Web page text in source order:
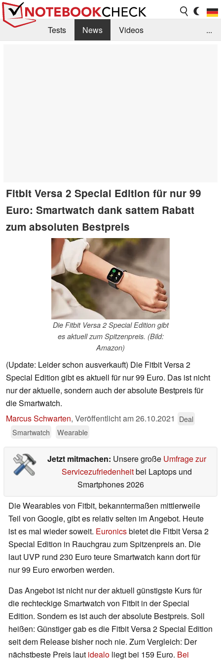
Tests News
Videos
...
Fitbit Versa 2 Special Edition für nur 99
Euro: Smartwatch dank sattem Rabatt
zum absoluten Bestpreis
Die Fitbit Versa 2 Special Edition gibt
es aktuell zum Spitzenpreis. (Bild:
Amazon)
(Update: Leider schon ausverkauft) Die Fitbit Versa 2
Special Edition gibt es aktuell für nur 99 Euro. Das ist nicht
nur der aktuelle, sondern auch der absolute Bestpreis für
die Smartwatch.
Marcus Schwarten, Veröffentlicht am26.10.2021 Deal
Smartwatch
Wearable
Jetzt mitmachen: Unsere große Umfrage zur
Servicezufriedenheitbei Laptops und
Smartphones 2026
Die Wearables von Fitbit, bekanntermaßen mittlerweile
Teil von Google, gibt es relativ selten im Angebot. Heute
ist es mal wieder soweit. Euronicsbietet die Fitbit Versa 2
Special Edition in Rauchgrau zum Spitzenpreis an. Die
laut UVP rund 230 Euro teure Smartwatch kann dort für
nur 99 Euro erworben werden.
Das Angebot ist nicht nur der aktuell günstigste Kurs für
die rechteckige Smartwatch von Fitbit in der Special
Edition. Sondern es ist auch der absolute Bestpreis. Soll
heißen: Günstiger gab es die Fitbit Versa 2 Special Edition
seit dem Release bisher noch nie. Zum Vergleich: Der
nächstbeste Preis laut idealo liegt bei 159 Euro. Bei